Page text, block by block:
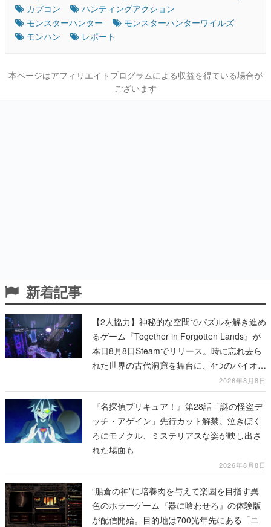
カプコン
ハンティングアクション
モンスターハンター
モンスターハンターワイルズ
モンハン
レポート
本ページはアフィリエイトプログラムによる収益を得ている場合が
ございます
新着記事
【2人協力】神秘的な空間でパズルを解き進め
るゲーム『Together in Forgotten Lands』が
本日8月8日Steamでリリース。時に忘れ去ら
れた世界の古代洞窟を舞台に、4つのバイオー
2026年8月8日
『名探偵プリキュア！』第28話「謎の怪盗デ
ッチ・アゲイン」先行カット解禁。泣きぼく
ろにモノクル、ミステリアスな姿が映し出さ
れた場面も
2026年8月8日
“船倉の神”に培養肉を与えて楽園を目指す異
色のホラーゲーム『器に喰わせろ』の体験版
が配信開始。目的地は700光年先にある「ニ